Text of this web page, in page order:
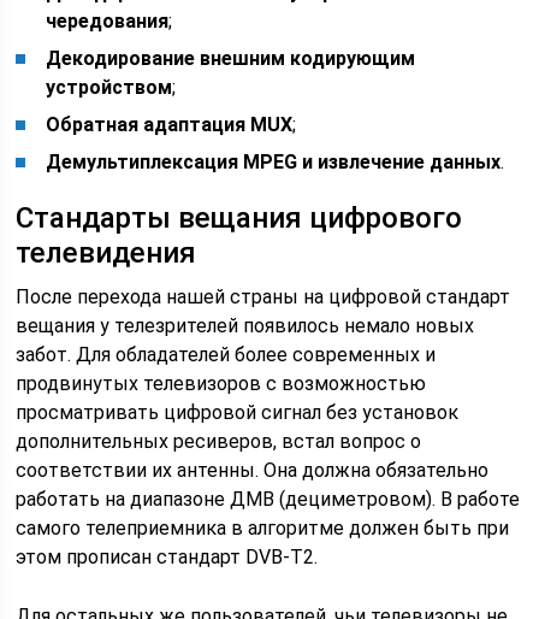
чередования;
Декодирование внешним кодирующим
устройством;
Обратная адаптация MUX;
Демультиплексация MPEG и извлечение данных.
Стандарты вещания цифрового
телевидения
После перехода нашей страны на цифровой стандарт
вещания у телезрителей появилось немало новых
забот. Для обладателей более современных и
продвинутых телевизоров с возможностью
просматривать цифровой сигнал без установок
дополнительных ресиверов, встал вопрос о
соответствии их антенны. Она должна обязательно
работать на диапазоне ДМВ (дециметровом). В работе
самого телеприемника в алгоритме должен быть при
этом прописан стандарт DVB-Т2.